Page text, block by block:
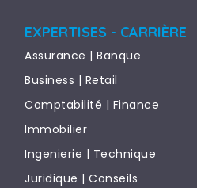
EXPERTISES - CARRIÈRE
Assurance | Banque
Business | Retail
Comptabilité | Finance
Immobilier
Ingenierie | Technique
Juridique | Conseils